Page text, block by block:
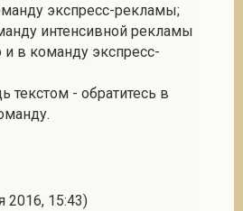
экспресс-рекламы;
интенсивной рекламы
в команду экспресс-
текстом - обратитесь в
2016, 15:43)